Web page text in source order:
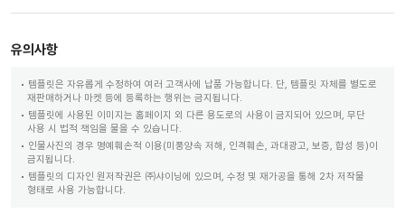
유의사항
템플릿은 자유롭게 수정하여 여러 고객사에 납품 가능합니다. 단, 템플릿 자체를 별도로
재판매하거나 마켓 등에 등록하는 행위는 금지됩니다.
템플릿에 사용된 이미지는 홈페이지 외 다른 용도로의 사용이 금지되어 있으며, 무단
사용 시 법적 책임을 물을 수 있습니다.
인물사진의 경우 명예훼손적 이용(미풍양속 저해, 인격훼손, 과대광고, 보증, 합성 등)이
금지됩니다.
템플릿의 디자인 원저작권은 ㈜샤이닝에 있으며, 수정 및 재가공을 통해 2차 저작물
형태로 사용 가능합니다.